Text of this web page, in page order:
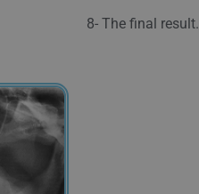
8- The final result.